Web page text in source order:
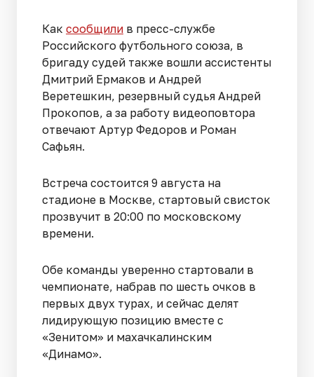
Как сообщили в пресс-службе
Российского футбольного союза, в
бригаду судей также вошли ассистенты
Дмитрий Ермаков и Андрей
Веретешкин, резервный судья Андрей
Прокопов, а за работу видеоповтора
отвечают Артур Федоров и Роман
Сафьян.
Встреча состоится 9 августа на
стадионе в Москве, стартовый свисток
прозвучит в 20:00 по московскому
времени.
Обе команды уверенно стартовали в
чемпионате, набрав по шесть очков в
первых двух турах, и сейчас делят
лидирующую позицию вместе с
«Зенитом» и махачкалинским
«Динамо».